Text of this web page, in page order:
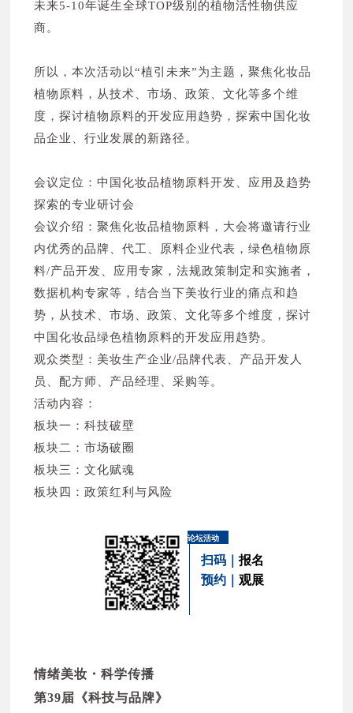
未来5-10年诞生全球TOP级别的植物活性物供应
商。
所以，本次活动以“植引未来”为主题，聚焦化妆品
植物原料，从技术、市场、政策、文化等多个维
度，探讨植物原料的开发应用趋势，探索中国化妆
品企业、行业发展的新路径。
会议定位：中国化妆品植物原料开发、应用及趋势
探索的专业研讨会
会议介绍：聚焦化妆品植物原料，大会将邀请行业
内优秀的品牌、代工、原料企业代表，绿色植物原
料/产品开发、应用专家，法规政策制定和实施者，
数据机构专家等，结合当下美妆行业的痛点和趋
势，从技术、市场、政策、文化等多个维度，探讨
中国化妆品绿色植物原料的开发应用趋势。
观众类型：美妆生产企业/品牌代表、产品开发人
员、配方师、产品经理、采购等。
活动内容：
板块一：科技破壁
板块二：市场破圈
板块三：文化赋魂
板块四：政策红利与风险
论坛活动
扫码｜ 报名
预约｜ 观展
情绪美妆・科学传播
第39届《科技与品牌》